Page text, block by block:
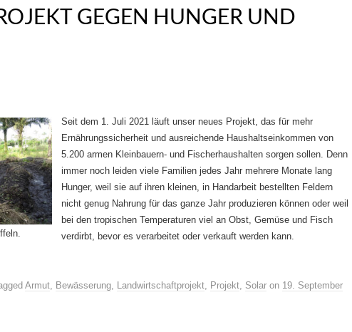
GEGEN HUNGER UND
Seit dem 1. Juli 2021 läuft unser neues Projekt, das für mehr
Ernährungssicherheit und ausreichende Haushaltseinkommen von
5.200 armen Kleinbauern- und Fischerhaushalten sorgen sollen. Denn
immer noch leiden viele Familien jedes Jahr mehrere Monate lang
Hunger, weil sie auf ihren kleinen, in Handarbeit bestellten Feldern
nicht genug Nahrung für das ganze Jahr produzieren können oder weil
bei den tropischen Temperaturen viel an Obst, Gemüse und Fisch
verdirbt, bevor es verarbeitet oder verkauft werden kann.
Armut Bewässerung Landwirtschaftprojekt Projekt Solar on 19. September